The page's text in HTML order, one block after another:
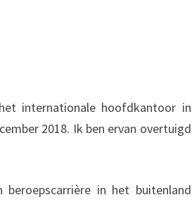
internationale hoofdkantoor in
2018. Ik ben ervan overtuigd
in het buitenland